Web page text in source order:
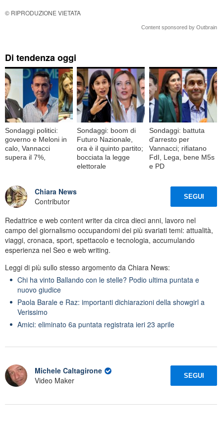
© RIPRODUZIONE VIETATA
Content sponsored by Outbrain
Di tendenza oggi
Sondaggi politici:
governo e Meloni in
calo, Vannacci
supera il 7%,
Sondaggi: boom di
Futuro Nazionale,
ora è il quinto partito;
bocciata la legge
elettorale
Sondaggi: battuta
d'arresto per
Vannacci; rifiatano
FdI, Lega, bene M5s
e PD
Chiara News
Contributor
SEGUI
Redattrice e web content writer da circa dieci anni, lavoro nel
campo del giornalismo occupandomi dei più svariati temi: attualità,
viaggi, cronaca, sport, spettacolo e tecnologia, accumulando
esperienza nel Seo e web writing.
Leggi di più sullo stesso argomento da Chiara News:
Chi ha vinto Ballando con le stelle? Podio ultima puntata e
nuovo giudice
Paola Barale e Raz: importanti dichiarazioni della showgirl a
Verissimo
Amici: eliminato 6a puntata registrata ieri 23 aprile
Michele Caltagirone
Video Maker
SEGUI